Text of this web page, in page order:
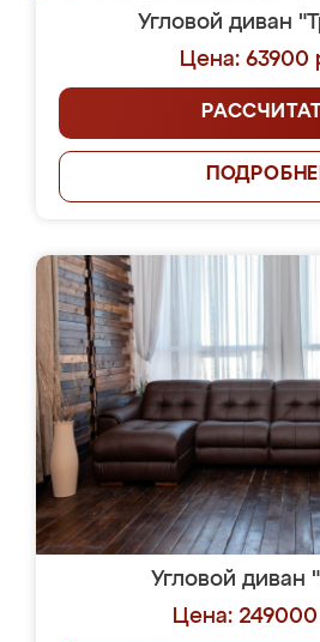
Угловой диван
Цена: 63900
Угловой диван
Цена: 249000